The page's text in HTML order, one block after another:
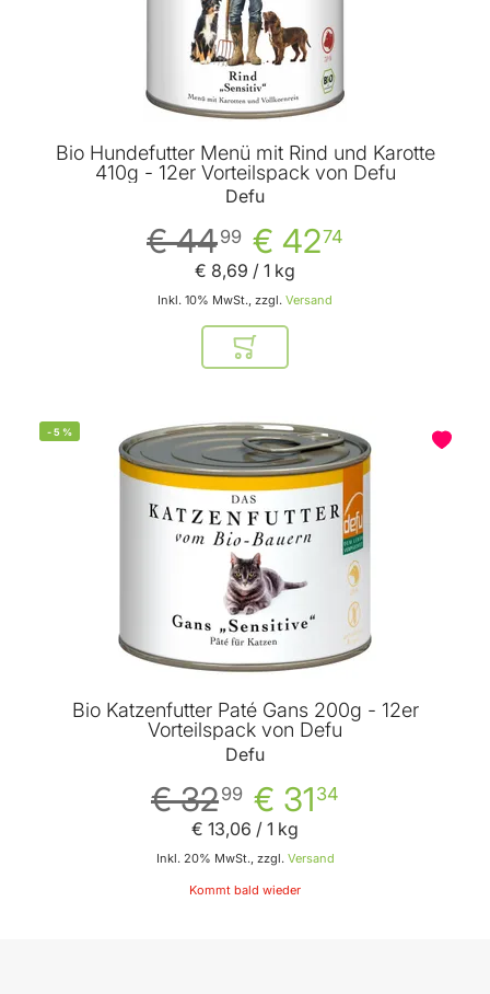
Bio Hundefutter Menü mit Rind und Karotte
410g - 12er Vorteilspack von Defu
Defu
€ 4274
€ 4499
Inkl. 10% MwSt., zzgl. Versand
€ 8,69 / 1 kg
In den Warenkorb
-5 %
Bio Katzenfutter Paté Gans 200g - 12er
Vorteilspack von Defu
Defu
€ 31 34
€ 3299
Inkl. 20% MwSt., zzgl. Versand
€ 13,06 / 1 kg
Kommt bald wieder